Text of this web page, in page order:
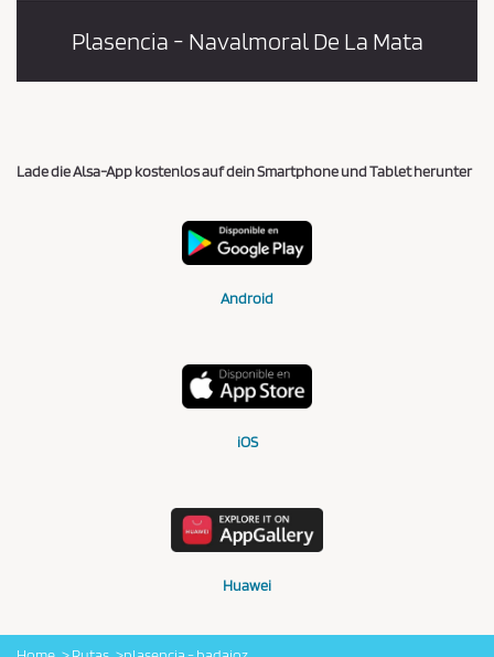
Plasencia - Navalmoral De La Mata
Lade die Alsa-App kostenlos auf dein Smartphone und Tablet herunter
Android
iOS
Huawei